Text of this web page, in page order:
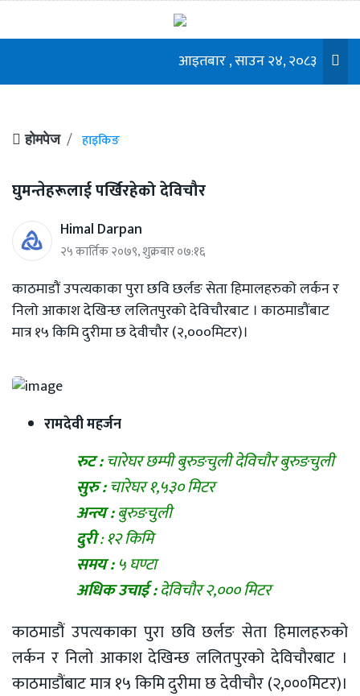
आइतबार , साउन २४, २०८३
होमपेज हाइकिङ
घुमन्तेहरूलाई पर्खिरहेको देविचौर
Himal Darpan
२५ कार्तिक २०७९, शुक्रबार ०७:१६
काठमाडौं उपत्यकाका पुरा छवि छर्लङ सेता हिमालहरुको लर्कन र
निलो आकाश देखिन्छ ललितपुरको देविचौरबाट । काठमाडौंबाट
मात्र १५ किमि दुरीमा छ देवीचौर (२,०००मिटर)।
रामदेवी महर्जन
रुट :चारेघर छम्पी बुरुङचुली देविचौर बुरुङचुली
सुरु :चारेघर १,५३० मिटर
अन्त्य :बुरुङचुली
दुरी: १२ किमि
समय :५ घण्टा
अधिक उचाई :देविचौर २,००० मिटर
काठमाडौं उपत्यकाका पुरा छवि छर्लङ सेता हिमालहरुको
लर्कन र निलो आकाश देखिन्छ ललितपुरको देविचौरबाट ।
काठमाडौंबाट मात्र १५ किमि दुरीमा छ देवीचौर (२,०००मिटर)।